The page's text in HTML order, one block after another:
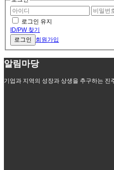
로그인 유지
ID/PW 찾기
로그인
회원가입
알림마당
기업과 지역의 성장과 상생을 추구하는 진